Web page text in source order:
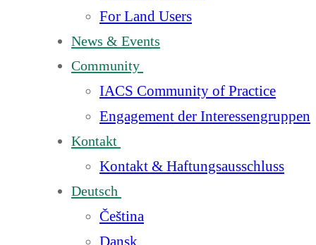
For Land Users
News & Events
Community
IACS Community of Practice
Engagement der Interessengruppen
Kontakt
Kontakt & Haftungsausschluss
Deutsch
Čeština
Dansk